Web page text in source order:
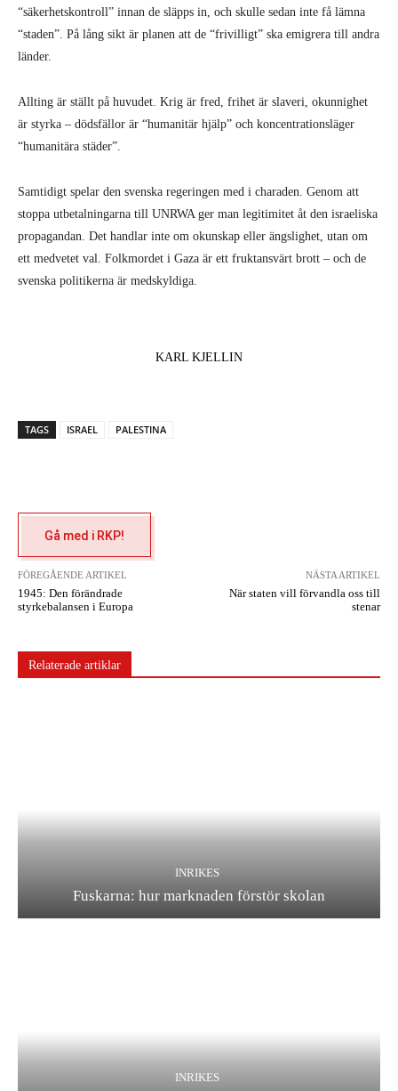
“säkerhetskontroll” innan de släpps in, och skulle sedan inte få lämna
“staden”. På lång sikt är planen att de “frivilligt” ska emigrera till andra
länder.
Allting är ställt på huvudet. Krig är fred, frihet är slaveri, okunnighet
är styrka – dödsfällor är “humanitär hjälp” och koncentrationsläger
“humanitära städer”.
Samtidigt spelar den svenska regeringen med i charaden. Genom att
stoppa utbetalningarna till UNRWA ger man legitimitet åt den israeliska
propagandan. Det handlar inte om okunskap eller ängslighet, utan om
ett medvetet val. Folkmordet i Gaza är ett fruktansvärt brott – och de
svenska politikerna är medskyldiga.
KARL KJELLIN
TAGS ISRAEL PALESTINA
Gå med i RKP!
FÖREGÅENDE ARTIKEL
1945: Den förändrade
styrkebalansen i Europa
NÄSTA ARTIKEL
När staten vill förvandla oss till
stenar
Relaterade artiklar
INRIKES
Fuskarna: hur marknaden förstör skolan
INRIKES